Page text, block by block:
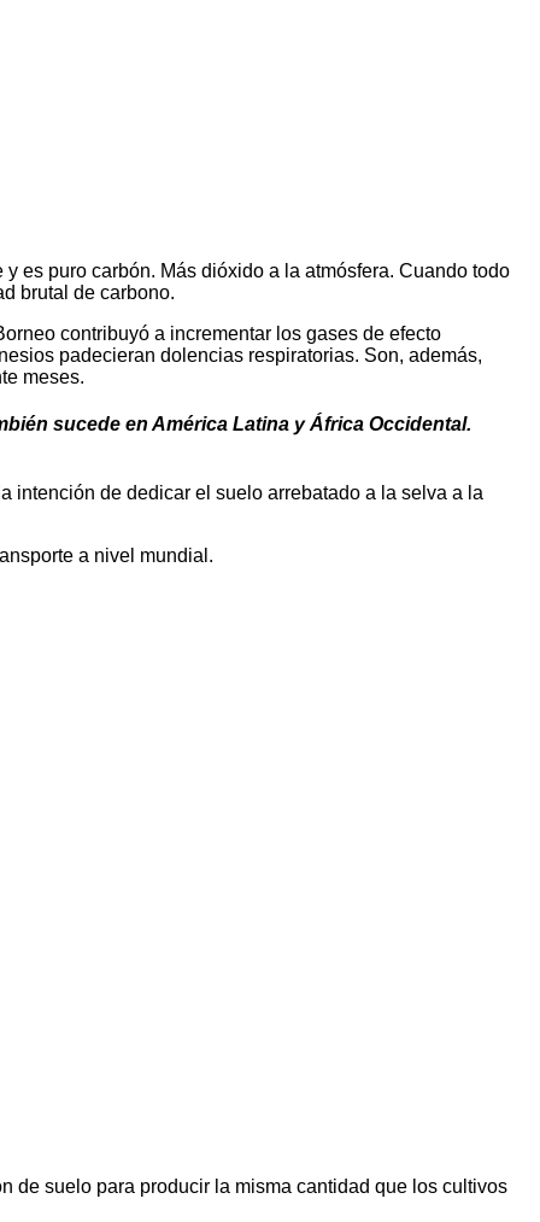
es puro carbón. Más dióxido a la atmósfera. Cuando todo
brutal de carbono.
contribuyó a incrementar los gases de efecto
padecieran dolencias respiratorias. Son, además,
meses.
sucede en América Latina y África Occidental.
intención de dedicar el suelo arrebatado a la selva a la
a nivel mundial.
de suelo para producir la misma cantidad que los cultivos